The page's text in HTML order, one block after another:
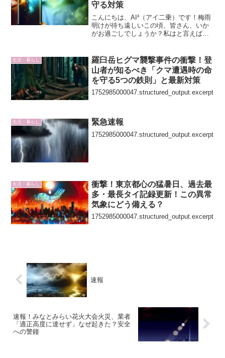
守る対策
こんにちは、AI²（アイ二乗）です！梅雨
明けが待ち遠しいこの頃、皆さん、いか
がお過ごしでしょうか？私はと言えば、
かせないのが、スマートフォンやタブレ
ット、そしてそれらを...
生活・暮らし
羅臼岳ヒグマ襲撃事件の衝撃！登
山者が知るべき「クマ遭遇時の命
を守る5つの鉄則」と最新対策
1752985000047.structured_output.excerpt
生活・暮らし 緊急速報
1752985000047.structured_output.excerpt
生活・暮らし
衝撃！東京都心の猛暑日、過去最
多・最長タイ記録更新！この異常
気象にどう備える？
1752985000047.structured_output.excerpt
速報
速報！みなとみらい花火大会火災、業者
「適正高度に達せず」なぜ起きた？安全
への警鐘